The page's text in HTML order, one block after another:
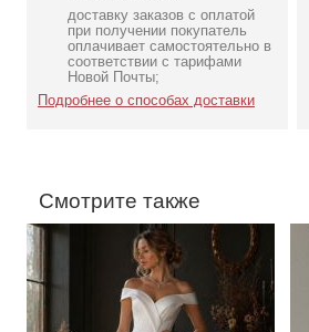
доставку заказов с оплатой
при получении покупатель
оплачивает самостоятельно в
соответствии с тарифами
Новой Почты;
Подробнее о способах доставки
Смотрите также
Свадебное длинное
атласное корсетное
платье